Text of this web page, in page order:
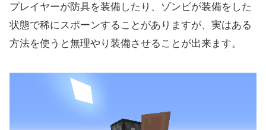
プレイヤーが防具を装備したり、ゾンビが装備をした
状態で稀にスポーンすることがありますが、実はある
方法を使うと無理やり装備させることが出来ます。